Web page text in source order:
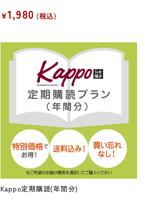
¥1,980 税込
Kappo定期購読(年間分)